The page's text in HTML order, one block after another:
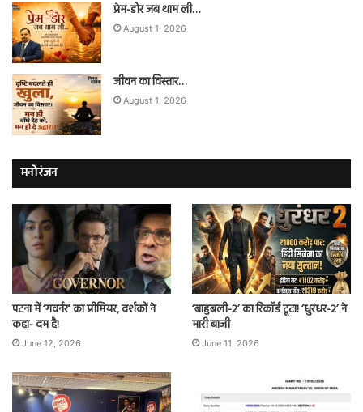
प्रेम-डोर जब थाम ली…
August 1, 2026
जीवन का विस्तार…
August 1, 2026
मनोरंजन
पटना में ‘गवर्नर’ का प्रीमियर, दर्शकों ने
कहा- दम है!
June 12, 2026
‘बाहुबली-2’ का रिकॉर्ड टूटा! ‘धुरंधर-2’ ने
मारी बाजी
June 11, 2026